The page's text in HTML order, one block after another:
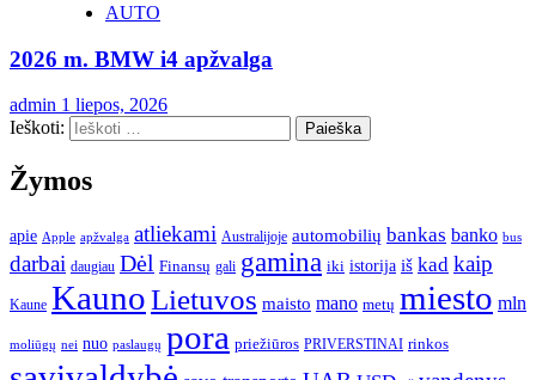
AUTO
2026 m. BMW i4 apžvalga
admin 1 liepos, 2026
Ieškoti:
Žymos
apie Apple apžvalga atliekami Australijoje automobilių bankas banko bus
darbai daugiau Dėl Finansų gali gamina iki istorija iš kad kaip
Kaune KaunoLietuvos maisto mano metų miesto mln
moliūgų nei nuo paslaugų pora priežiūros PRIVERSTINAI rinkos